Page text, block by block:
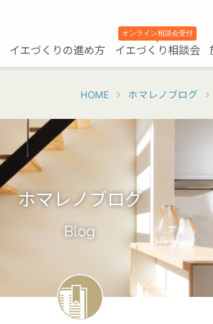
イエづくりの進め方
オンライン相談会受付
▼
イエづくり相談会
HOME ホマレノブログ
ホマレノブログ
Blog